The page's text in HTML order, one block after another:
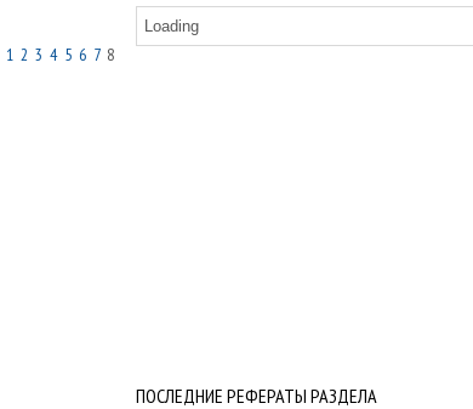
1 2 3 4 5 6 78
Loading
ПОСЛЕДНИЕ РЕФЕРАТЫ РАЗДЕЛА